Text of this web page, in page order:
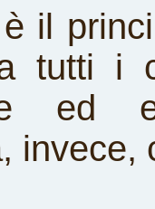
il
tutti i
ed
invece,